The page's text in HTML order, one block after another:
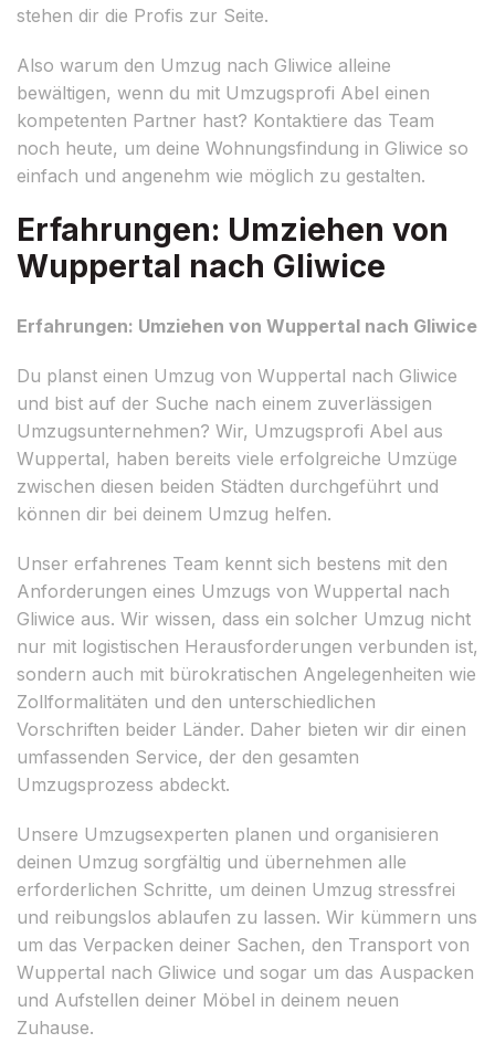
stehen dir die Profis zur Seite.
Also warum den Umzug nach Gliwice alleine
bewältigen, wenn du mit Umzugsprofi Abel einen
kompetenten Partner hast? Kontaktiere das Team
noch heute, um deine Wohnungsfindung in Gliwice so
einfach und angenehm wie möglich zu gestalten.
Erfahrungen: Umziehen von
Wuppertal nach Gliwice
Erfahrungen: Umziehen von Wuppertal nach Gliwice
Du planst einen Umzug von Wuppertal nach Gliwice
und bist auf der Suche nach einem zuverlässigen
Umzugsunternehmen? Wir, Umzugsprofi Abel aus
Wuppertal, haben bereits viele erfolgreiche Umzüge
zwischen diesen beiden Städten durchgeführt und
können dir bei deinem Umzug helfen.
Unser erfahrenes Team kennt sich bestens mit den
Anforderungen eines Umzugs von Wuppertal nach
Gliwice aus. Wir wissen, dass ein solcher Umzug nicht
nur mit logistischen Herausforderungen verbunden ist,
sondern auch mit bürokratischen Angelegenheiten wie
Zollformalitäten und den unterschiedlichen
Vorschriften beider Länder. Daher bieten wir dir einen
umfassenden Service, der den gesamten
Umzugsprozess abdeckt.
Unsere Umzugsexperten planen und organisieren
deinen Umzug sorgfältig und übernehmen alle
erforderlichen Schritte, um deinen Umzug stressfrei
und reibungslos ablaufen zu lassen. Wir kümmern uns
um das Verpacken deiner Sachen, den Transport von
Wuppertal nach Gliwice und sogar um das Auspacken
und Aufstellen deiner Möbel in deinem neuen
Zuhause.